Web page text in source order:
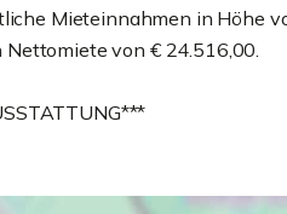
Mieteinnahmen in Höhe
von € 24.516,00.